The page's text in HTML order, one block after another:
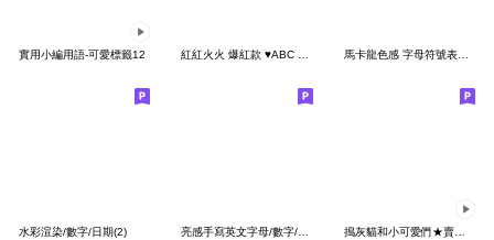
實用小編用語-可愛標籤12 馬卡龍色感 字母符號表情貼
水彩渲染/數字/日期(2) 亮感手寫英文字母/數字/幾何符號 (糖果色) 搗灰貓和小可愛們★賣家實用標籤-動態貼